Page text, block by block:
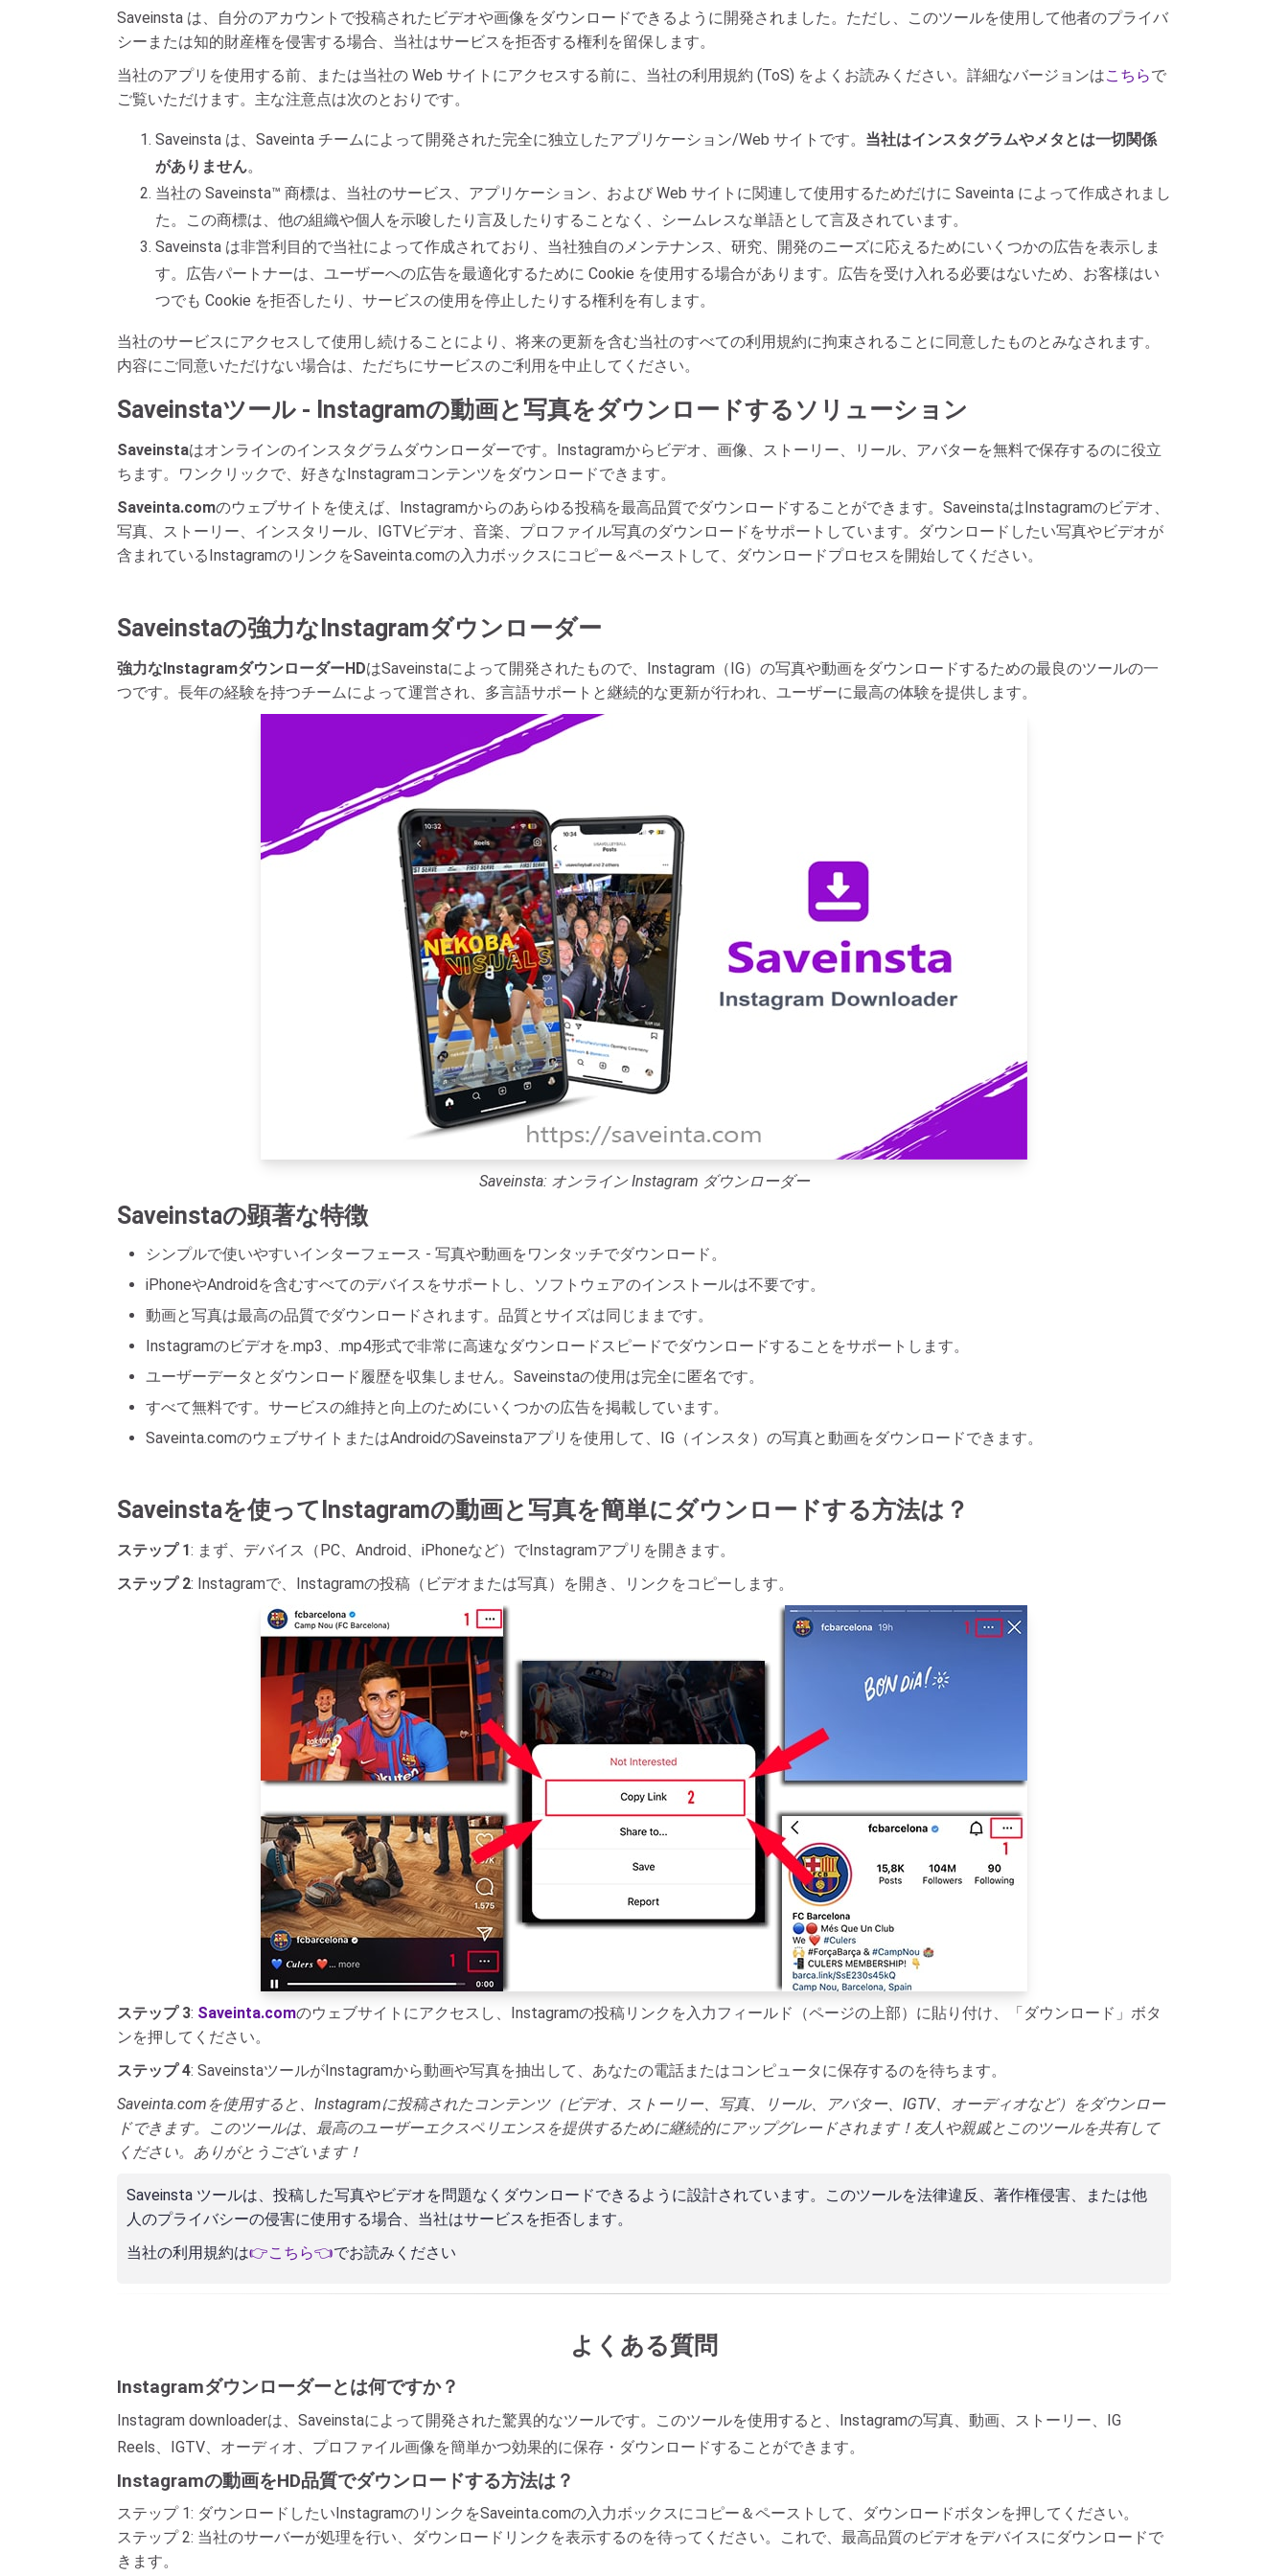
Saveinsta は、自分のアカウントで投稿されたビデオや画像をダウンロードできるように開発されました。ただし、このツールを使用して他者のプライバ
シーまたは知的財産権を侵害する場合、当社はサービスを拒否する権利を留保します。
当社のアプリを使用する前、または当社の Web サイトにアクセスする前に、当社の利用規約 (ToS) をよくお読みください。詳細なバージョンはこちらで
ご覧いただけます。主な注意点は次のとおりです。
Saveinsta は、Saveinta チームによって開発された完全に独立したアプリケーション/Web サイトです。 当社はインスタグラムやメタとは一切関係
がありません。
当社の Saveinsta™ 商標は、当社のサービス、アプリケーション、および Web サイトに関連して使用するためだけに Saveinta によって作成されまし
た。この商標は、他の組織や個人を示唆したり言及したりすることなく、シームレスな単語として言及されています。
Saveinsta は非営利目的で当社によって作成されており、当社独自のメンテナンス、研究、開発のニーズに応えるためにいくつかの広告を表示しま
す。広告パートナーは、ユーザーへの広告を最適化するために Cookie を使用する場合があります。広告を受け入れる必要はないため、お客様はい
つでも Cookie を拒否したり、サービスの使用を停止したりする権利を有します。
当社のサービスにアクセスして使用し続けることにより、将来の更新を含む当社のすべての利用規約に拘束されることに同意したものとみなされます。
内容にご同意いただけない場合は、ただちにサービスのご利用を中止してください。
Saveinstaツール - Instagramの動画と写真をダウンロードするソリューション
Saveinstaはオンラインのインスタグラムダウンローダーです。Instagramからビデオ、画像、ストーリー、リール、アバターを無料で保存するのに役立
ちます。ワンクリックで、好きなInstagramコンテンツをダウンロードできます。
Saveinta.comのウェブサイトを使えば、Instagramからのあらゆる投稿を最高品質でダウンロードすることができます。SaveinstaはInstagramのビデオ、
写真、ストーリー、インスタリール、IGTVビデオ、音楽、プロファイル写真のダウンロードをサポートしています。ダウンロードしたい写真やビデオが
含まれているInstagramのリンクをSaveinta.comの入力ボックスにコピー＆ペーストして、ダウンロードプロセスを開始してください。
Saveinstaの強力なInstagramダウンローダー
強力なInstagramダウンローダーHDはSaveinstaによって開発されたもので、Instagram（IG）の写真や動画をダウンロードするための最良のツールの一
つです。長年の経験を持つチームによって運営され、多言語サポートと継続的な更新が行われ、ユーザーに最高の体験を提供します。
Saveinsta: オンライン Instagram ダウンローダー
Saveinstaの顕著な特徴
シンプルで使いやすいインターフェース - 写真や動画をワンタッチでダウンロード。
iPhoneやAndroidを含むすべてのデバイスをサポートし、ソフトウェアのインストールは不要です。
動画と写真は最高の品質でダウンロードされます。品質とサイズは同じままです。
Instagramのビデオを.mp3、.mp4形式で非常に高速なダウンロードスピードでダウンロードすることをサポートします。
ユーザーデータとダウンロード履歴を収集しません。Saveinstaの使用は完全に匿名です。
すべて無料です。サービスの維持と向上のためにいくつかの広告を掲載しています。
Saveinta.comのウェブサイトまたはAndroidのSaveinstaアプリを使用して、IG（インスタ）の写真と動画をダウンロードできます。
Saveinstaを使ってInstagramの動画と写真を簡単にダウンロードする方法は？
ステップ 1: まず、デバイス（PC、Android、iPhoneなど）でInstagramアプリを開きます。
ステップ 2: Instagramで、Instagramの投稿（ビデオまたは写真）を開き、リンクをコピーします。
ステップ 3: Saveinta.comのウェブサイトにアクセスし、Instagramの投稿リンクを入力フィールド（ページの上部）に貼り付け、「ダウンロード」ボタ
ンを押してください。
ステップ 4: SaveinstaツールがInstagramから動画や写真を抽出して、あなたの電話またはコンピュータに保存するのを待ちます。
Saveinta.comを使用すると、Instagramに投稿されたコンテンツ（ビデオ、ストーリー、写真、リール、アバター、IGTV、オーディオなど）をダウンロー
ドできます。このツールは、最高のユーザーエクスペリエンスを提供するために継続的にアップグレードされます！友人や親戚とこのツールを共有して
ください。ありがとうございます！
Saveinsta ツールは、投稿した写真やビデオを問題なくダウンロードできるように設計されています。このツールを法律違反、著作権侵害、または他
人のプライバシーの侵害に使用する場合、当社はサービスを拒否します。
当社の利用規約は👉こちら👈でお読みください
よくある質問
Instagramダウンローダーとは何ですか？
Instagram downloaderは、Saveinstaによって開発された驚異的なツールです。このツールを使用すると、Instagramの写真、動画、ストーリー、IG
Reels、IGTV、オーディオ、プロファイル画像を簡単かつ効果的に保存・ダウンロードすることができます。
Instagramの動画をHD品質でダウンロードする方法は？
ステップ 1: ダウンロードしたいInstagramのリンクをSaveinta.comの入力ボックスにコピー＆ペーストして、ダウンロードボタンを押してください。
ステップ 2: 当社のサーバーが処理を行い、ダウンロードリンクを表示するのを待ってください。これで、最高品質のビデオをデバイスにダウンロードで
きます。